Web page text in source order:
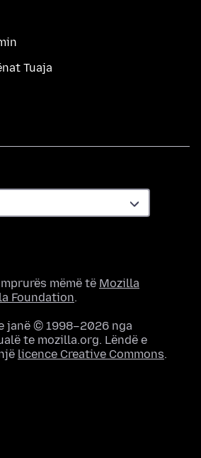
Tuaja
mëmë të Mozilla
Foundation.
janë © 1998–2026 nga
te mozilla.org. Lëndë e
licence Creative Commons.